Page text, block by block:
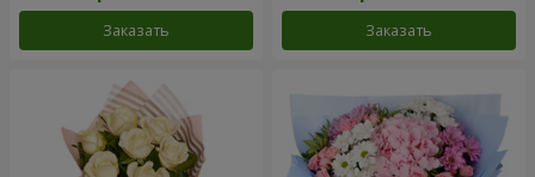
Заказать Заказать